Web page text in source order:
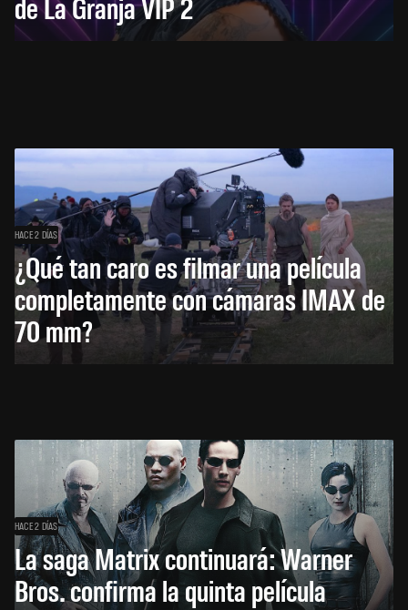
HACE 2 DÍAS
¿Qué tan caro es filmar una película
completamente con cámaras IMAX de
70 mm?
HACE 2 DÍAS
La saga Matrix continuará: Warner
Bros. confirma la quinta película